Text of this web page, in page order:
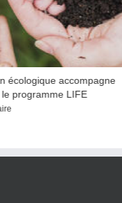
écologique accompagne
programme LIFE